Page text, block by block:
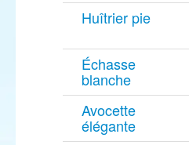
Huîtrier pie
Échasse
blanche
Avocette
élégante